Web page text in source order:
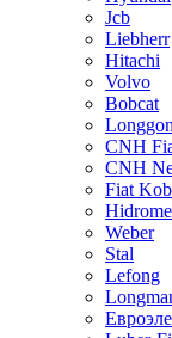
Jcb
Liebherr
Hitachi
Volvo
Bobcat
CNH
CNH
Fiat
Weber
Stal
Lefong